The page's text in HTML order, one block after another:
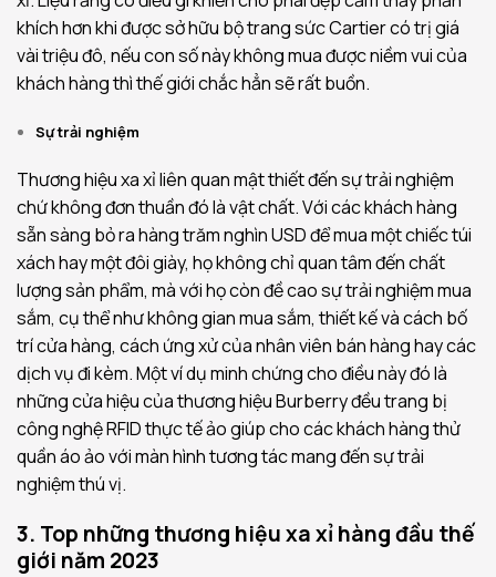
khích hơn khi được sở hữu bộ trang sức Cartier có trị giá
vài triệu đô, nếu con số này không mua được niềm vui của
khách hàng thì thế giới chắc hẳn sẽ rất buồn.
Sự trải nghiệm
Thương hiệu xa xỉ liên quan mật thiết đến sự trải nghiệm
chứ không đơn thuần đó là vật chất. Với các khách hàng
sẵn sàng bỏ ra hàng trăm nghìn USD để mua một chiếc túi
xách hay một đôi giày, họ không chỉ quan tâm đến chất
lượng sản phẩm, mà với họ còn đề cao sự trải nghiệm mua
sắm, cụ thể như không gian mua sắm, thiết kế và cách bố
trí cửa hàng, cách ứng xử của nhân viên bán hàng hay các
dịch vụ đi kèm. Một ví dụ minh chứng cho điều này đó là
những cửa hiệu của thương hiệu Burberry đều trang bị
công nghệ RFID thực tế ảo giúp cho các khách hàng thử
quần áo ảo với màn hình tương tác mang đến sự trải
nghiệm thú vị.
3. Top những thương hiệu xa xỉ hàng đầu thế
giới năm 2023